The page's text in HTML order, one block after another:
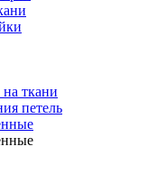
ткани
петель